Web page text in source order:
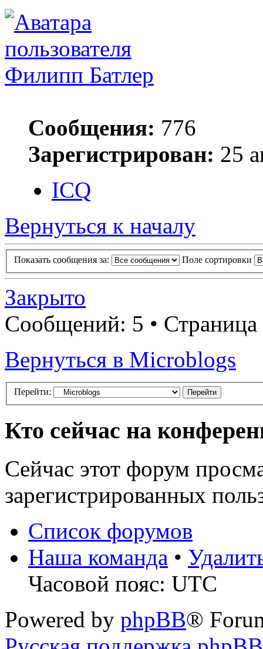
Филипп Батлер
Сообщения: 776
Зарегистрирован: 25
ICQ
Вернуться к началу
Показать сообщения за: Поле сортировки
Закрыто
Сообщений: 5 • Страница
Вернуться в Microblogs
Перейти:
Кто сейчас на
Сейчас этот форум
зарегистрированных
Список форумов
Наша команда •
Часовой пояс: UTC
Powered by phpBB®